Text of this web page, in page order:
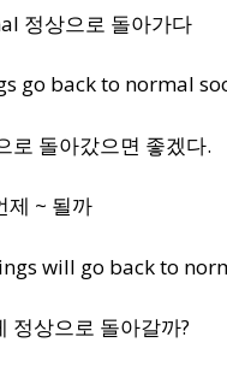
정상으로 돌아가다
go back to normal
로 돌아갔으면 좋겠다.
~ 될까
will go back to
정상으로 돌아갈까?